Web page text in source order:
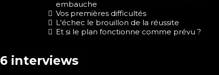
embauche
Vos premières difficultés
L'échec le brouillon de la réussite
Et si le plan fonctionne comme prévu ?
6 interviews